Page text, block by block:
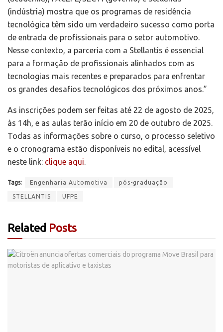
(indústria) mostra que os programas de residência
tecnológica têm sido um verdadeiro sucesso como porta
de entrada de profissionais para o setor automotivo.
Nesse contexto, a parceria com a Stellantis é essencial
para a formação de profissionais alinhados com as
tecnologias mais recentes e preparados para enfrentar
os grandes desafios tecnológicos dos próximos anos.”
As inscrições podem ser feitas até 22 de agosto de 2025,
às 14h, e as aulas terão início em 20 de outubro de 2025.
Todas as informações sobre o curso, o processo seletivo
e o cronograma estão disponíveis no edital, acessível
neste link: clique aqui.
Tags: Engenharia Automotiva pós-graduação
STELLANTIS UFPE
Related Posts